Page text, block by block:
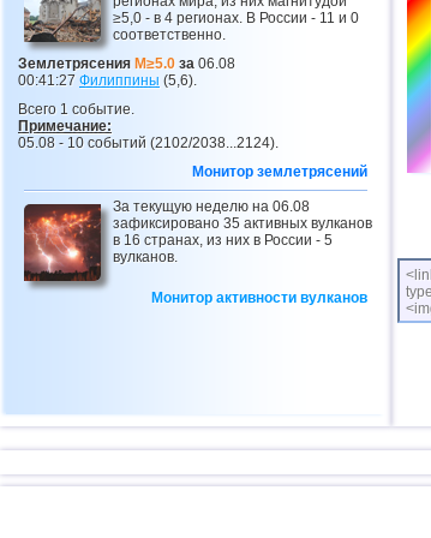
≥5,0 - в 4 регионах. В России - 11 и 0
соответственно.
Землетрясения M≥5.0 за 06.08
00:41:27 Филиппины (5,6).
Всего 1 событие.
Примечание:
05.08 - 10 событий (2102/2038...2124).
Монитор землетрясений
За текущую неделю на 06.08
зафиксировано 35 активных вулканов
в 16 странах, из них в России - 5
вулканов.
Монитор активности вулканов